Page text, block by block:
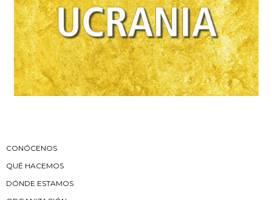
CONÓCENOS
QUÉ HACEMOS
DÓNDE ESTAMOS